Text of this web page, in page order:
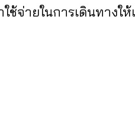
จ่ายในการเดินทางให้